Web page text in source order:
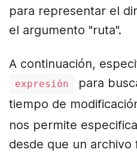
para representar el
el argumento "ruta".
A continuación,
expresión
para
tiempo de
nos permite
desde que un